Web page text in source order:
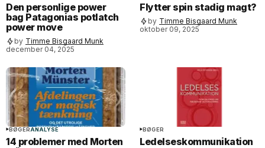
Den personlige power
bag Patagonias potlatch
power move
by Timme Bisgaard Munk
december 04, 2025
Flytter spin stadig magt?
by Timme Bisgaard Munk
oktober 09, 2025
BØGERANALYSE
14 problemer med Morten
BØGER
Ledelseskommunikation